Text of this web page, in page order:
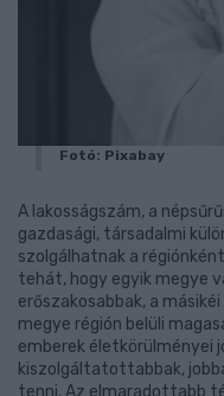
Fotó: Pixabay
A lakosságszám, a
gazdasági, társadalmi
szolgálhatnak a
tehát, hogy egyik megye
erőszakosabbak, a
megye régión belüli
emberek életkörülményei
kiszolgáltatottabbak,
tenni. Az elmaradottabb